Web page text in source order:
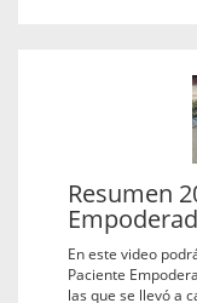
Resumen
En este video
Paciente
las que se llevó a